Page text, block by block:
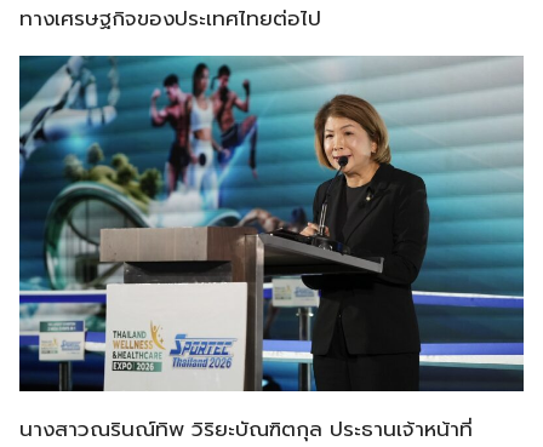
ทางเศรษฐกิจของประเทศไทยต่อไป
​นางสาวณรินณ์ทิพ วิริยะบัณฑิตกุล ประธานเจ้าหน้าที่